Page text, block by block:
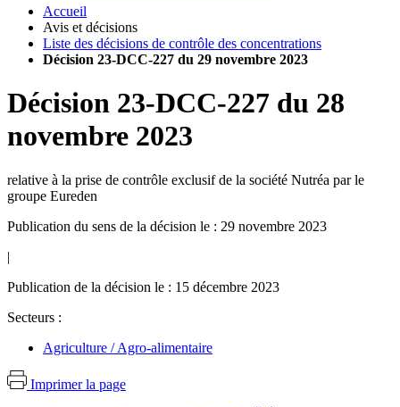
Accueil
Avis et décisions
Liste des décisions de contrôle des concentrations
Décision 23-DCC-227 du 29 novembre 2023
Décision 23-DCC-227 du 28
novembre 2023
relative à la prise de contrôle exclusif de la société Nutréa par le
groupe Eureden
Publication du sens de la décision le : 29 novembre 2023
|
Publication de la décision le : 15 décembre 2023
Secteurs :
Agriculture / Agro-alimentaire
Imprimer la page